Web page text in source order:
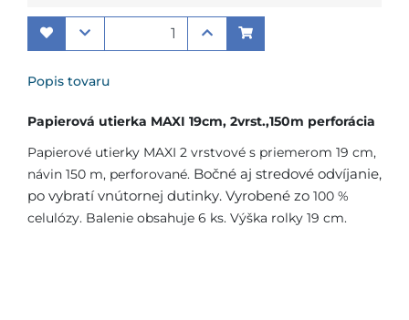
Popis tovaru
Papierová utierka MAXI 19cm, 2vrst.,150m perforácia
Papierové utierky MAXI 2 vrstvové s priemerom 19 cm,
návin 150 m, perforované. Bočné aj stredové odvíjanie,
po vybratí vnútornej dutinky. Vyrobené zo 100 %
celulózy. Balenie obsahuje 6 ks. Výška rolky 19 cm.